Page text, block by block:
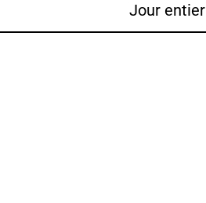
Jour entier